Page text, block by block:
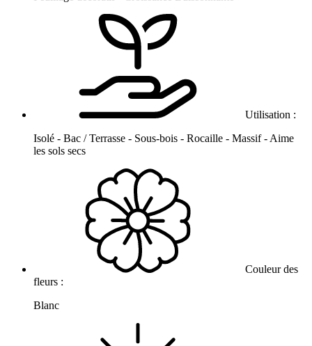
Utilisation :
Isolé - Bac / Terrasse - Sous-bois - Rocaille - Massif - Aime
les sols secs
Couleur des
fleurs :
Blanc